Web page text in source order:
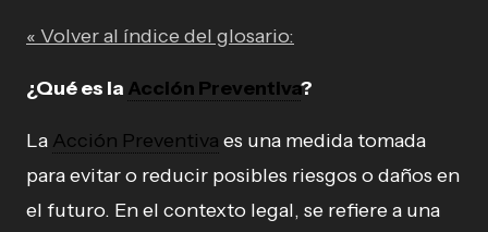
« Volver al índice del glosario:
¿Qué es la Acción Preventiva?
La Acción Preventiva es una medida tomada
para evitar o reducir posibles riesgos o daños en
el futuro. En el contexto legal, se refiere a una